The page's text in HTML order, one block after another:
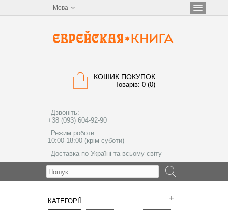
Мова
КОШИК ПОКУПОК
Товарів: 0 (0)
Дзвоніть:
+38 (093) 604-92-90
Режим роботи:
10:00-18:00 (крім суботи)
Доставка по Україні та всьому світу
КАТЕГОРІЇ